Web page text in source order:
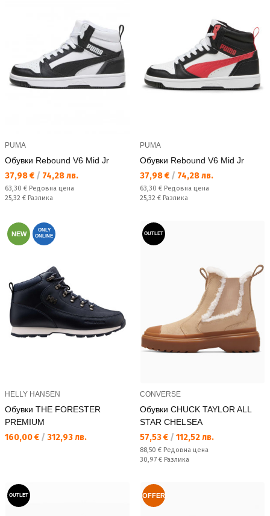
PUMA
Обувки Rebound V6 Mid Jr
Текуща цена:
37,98 € / 74,28 лв.
Редовна цена:
63,30 € Редовна цена
Спестявате:
25,32 € Разлика
PUMA
Обувки Rebound V6 Mid Jr
Текуща цена:
37,98 € / 74,28 лв.
Редовна цена:
63,30 € Редовна цена
Спестявате:
25,32 € Разлика
NEW
ONLY
ONLINE
HELLY HANSEN
Обувки THE FORESTER
PREMIUM
Текуща цена:
160,00 € / 312,93 лв.
OUTLET
CONVERSE
Обувки CHUCK TAYLOR ALL
STAR CHELSEA
Текуща цена:
57,53 € / 112,52 лв.
Редовна цена:
88,50 € Редовна цена
Спестявате:
30,97 € Разлика
OUTLET OFFER